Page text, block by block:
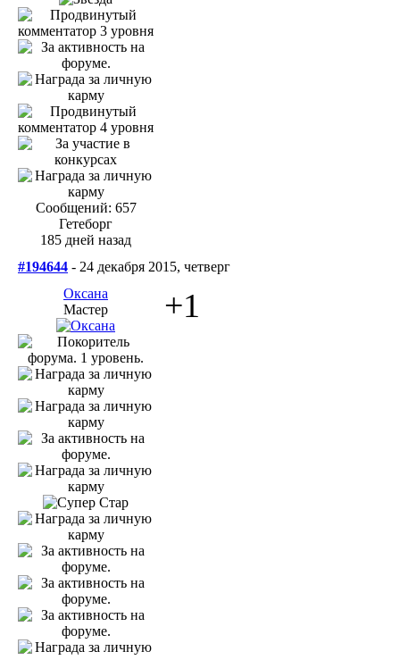
Сообщений: 657
Гетеборг
185 дней назад
#194644 - 24 декабря 2015, четверг
Оксана
Мастер
+1